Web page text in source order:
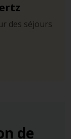
des séjours
de